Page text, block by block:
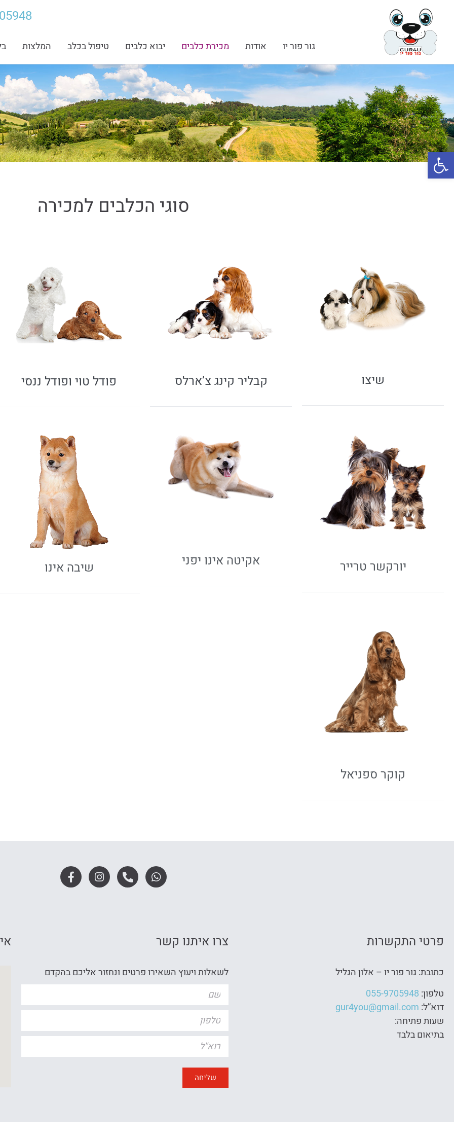
גור פור יו אודות מכירת כלבים יבוא כלבים טיפול בכלב המלצות
סוגי הכלבים למכירה
שיצו קבליר קינג צ’ארלס פודל טוי ופודל ננסי
יורקשר טרייר אקיטה אינו יפני שיבה אינו
קוקר ספניאל
פרטי התקשרות
כתובת: גור פור יו – אלון הגליל
טלפון: 055-9705948
דוא”ל: gur4you@gmail.com
שעות פתיחה:
בתיאום בלבד
צרו איתנו קשר
לשאלות ויעוץ השאירו פרטים ונחזור אליכם בהקדם
שליחה
פתח סרגל נגישות